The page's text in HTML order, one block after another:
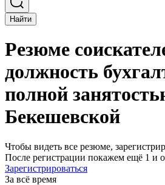
Найти
Резюме
должность
полной
Бекешевской
Чтобы видеть все резюме,
После регистрации покажем ещё 1 и
Зарегистрироваться
За всё время